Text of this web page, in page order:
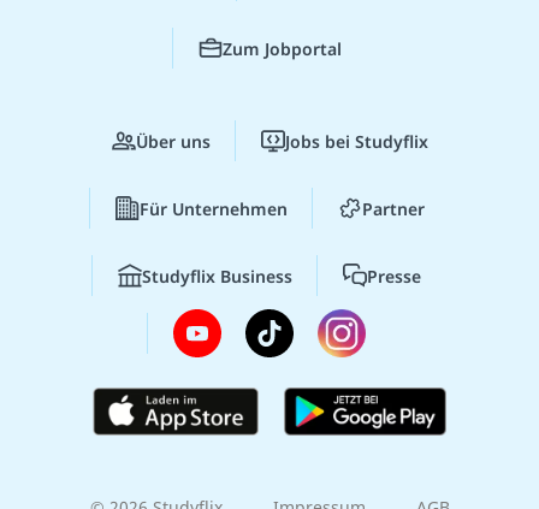
Zum Jobportal
Über uns Jobs bei Studyflix
Für Unternehmen Partner
Studyflix Business Presse